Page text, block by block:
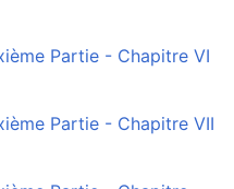
Partie - Chapitre VI
Partie - Chapitre VII